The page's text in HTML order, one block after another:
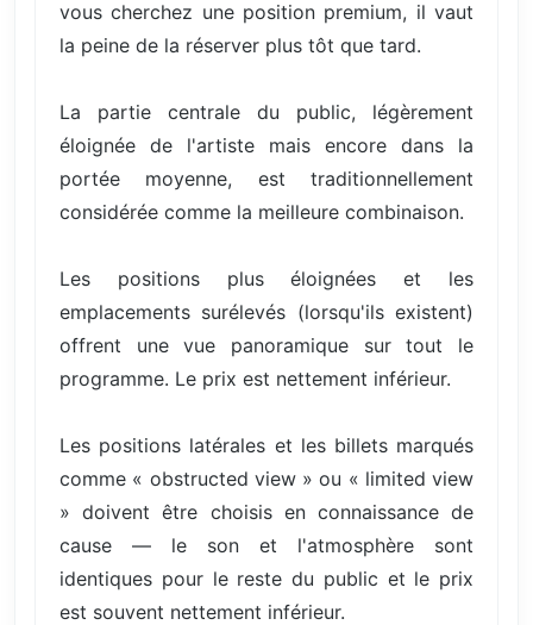
vous cherchez une position premium, il vaut
la peine de la réserver plus tôt que tard.
La partie centrale du public, légèrement
éloignée de l'artiste mais encore dans la
portée moyenne, est traditionnellement
considérée comme la meilleure combinaison.
Les positions plus éloignées et les
emplacements surélevés (lorsqu'ils existent)
offrent une vue panoramique sur tout le
programme. Le prix est nettement inférieur.
Les positions latérales et les billets marqués
comme « obstructed view » ou « limited view
» doivent être choisis en connaissance de
cause — le son et l'atmosphère sont
identiques pour le reste du public et le prix
est souvent nettement inférieur.